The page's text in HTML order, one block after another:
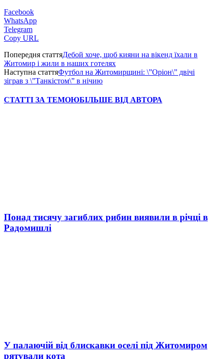
Facebook
WhatsApp
Telegram
Copy URL
Попередня статтяДебой хоче, щоб кияни на вікенд їхали в
Житомир і жили в наших готелях
Наступна статтяФутбол на Житомирщині: \”Оріон\” двічі
зіграв з \”Танкістом\” в нічию
СТАТТІ ЗА ТЕМОЮБІЛЬШЕ ВІД АВТОРА
Понад тисячу загиблих рибин виявили в річці в
Радомишлі
У палаючій від блискавки оселі під Житомиром
рятували кота